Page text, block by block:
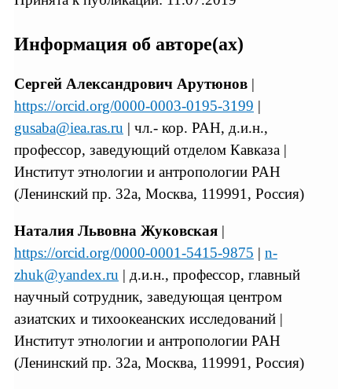
Информация об авторе(ах)
Сергей Александрович Арутюнов |
https://orcid.org/0000-0003-0195-3199 |
gusaba@iea.ras.ru | чл.‐ кор. РАН, д.и.н.,
профессор, заведующий отделом Кавказа |
Институт этнологии и антропологии РАН
(Ленинский пр. 32а, Москва, 119991, Россия)
Наталия Львовна Жуковская |
https://orcid.org/0000-0001-5415-9875 | n-
zhuk@yandex.ru | д.и.н., профессор, главный
научный сотрудник, заведующая центром
азиатских и тихоокеанских исследований |
Институт этнологии и антропологии РАН
(Ленинский пр. 32а, Москва, 119991, Россия)